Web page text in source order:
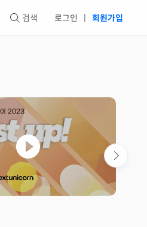
검색 로그인 회원가입